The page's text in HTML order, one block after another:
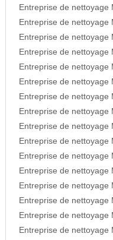
Entreprise de nettoyage
Entreprise de nettoyage
Entreprise de
Entreprise de nettoyage
Entreprise de nettoyage
Entreprise de nettoyage
Entreprise de nettoyage
Entreprise de nettoyage
Entreprise de nettoyage
Entreprise de nettoyage
Entreprise de nettoyage
Entreprise de nettoyage
Entreprise de nettoyage
Entreprise de nettoyage
Entreprise de nettoyage
Entreprise de nettoyage